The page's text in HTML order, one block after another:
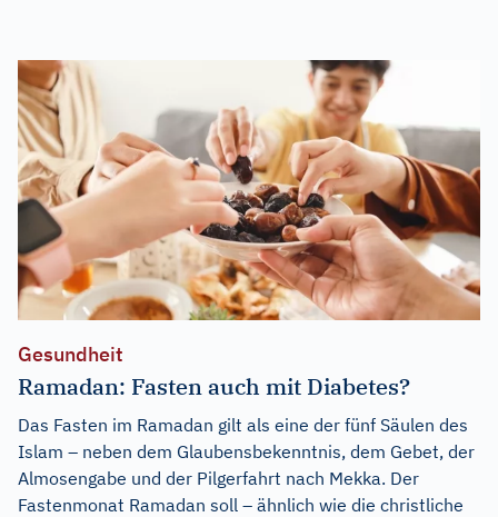
Gesundheit
Ramadan: Fasten auch mit Diabetes?
Das Fasten im Ramadan gilt als eine der fünf Säulen des
Islam – neben dem Glaubensbekenntnis, dem Gebet, der
Almosengabe und der Pilgerfahrt nach Mekka. Der
Fastenmonat Ramadan soll – ähnlich wie die christliche